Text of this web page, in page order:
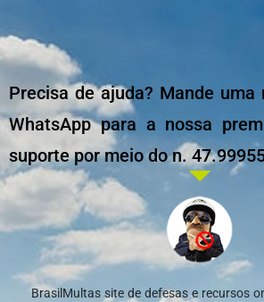
Precisa de ajuda? Mande uma
WhatsApp para a nossa
suporte por meio do n.
BrasilMultas site de defesas e recursos